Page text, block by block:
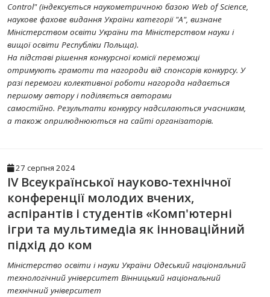
Control" (індексується наукометричною базою Web of Science,
наукове фахове видання України категорії "А", визнане
Міністерством освіти України та Міністерством науки і
вищої освіти Республіки Польща).
На підставі рішення конкурсної комісії переможці
отримують грамоти та нагороди від спонсорів конкурсу. У
разі перемоги колективної роботи нагорода надається
першому автору і поділяється авторами
самостійно. Результати конкурсу надсилаються учасникам,
а також оприлюднюються на сайті організаторів.
27 серпня 2024
IV Всеукраїнської науково-технічної
конференції молодих вчених,
аспірантів і студентів «Комп'ютерні
ігри та мультимедіа як інноваційний
підхід до ком
Міністерство освіти і науки України Одеський національний
технологічний університет Вінницький національний
технічний університет